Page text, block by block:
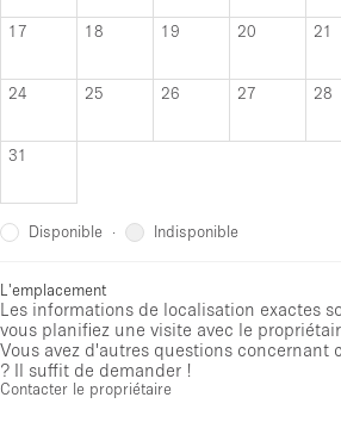
17 18 19 20 21
24 25 26 27 28
31
Disponible · Indisponible
L'emplacement
Les informations de localisation exactes
vous planifiez une visite avec le
Vous avez d'autres questions concernant
? Il suffit de demander !
Contacter le propriétaire